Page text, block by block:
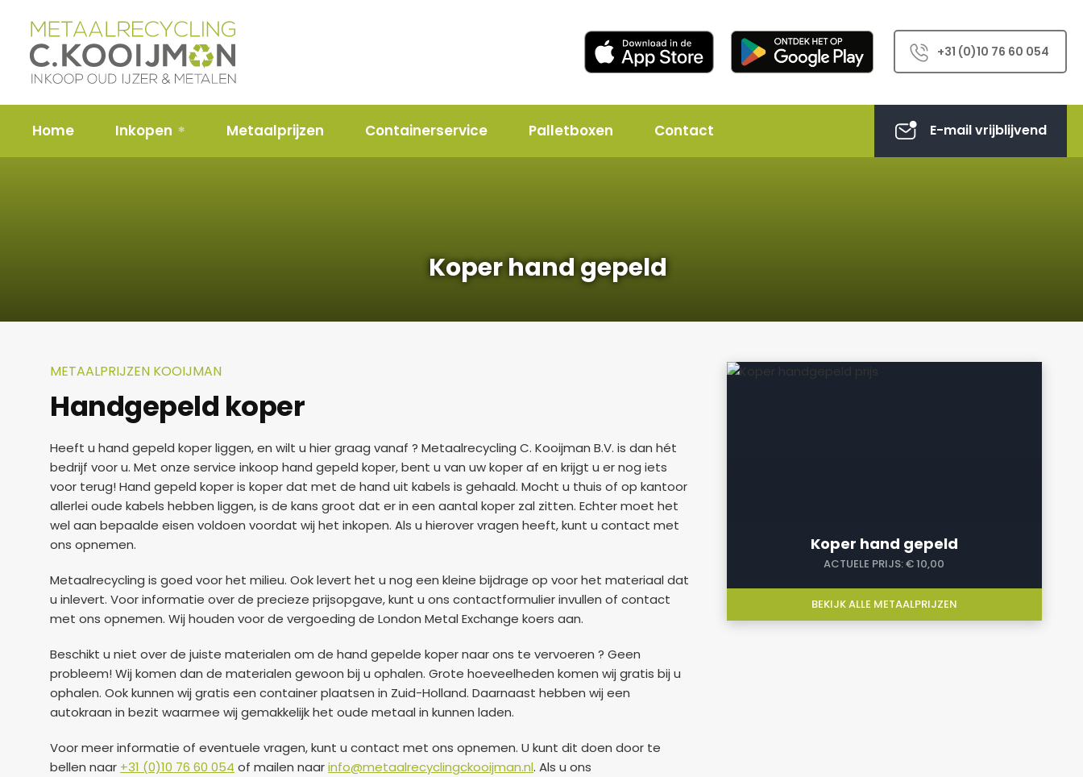
+31 (0)10 76 60 054
Home Inkopen Metaalprijzen Containerservice Palletboxen Contact E-mail vrijblijvend
Koper hand gepeld
METAALPRIJZEN KOOIJMAN
Handgepeld koper
Heeft u hand gepeld koper liggen, en wilt u hier graag vanaf ? Metaalrecycling C. Kooijman B.V. is dan hét
bedrijf voor u. Met onze service inkoop hand gepeld koper, bent u van uw koper af en krijgt u er nog iets
voor terug! Hand gepeld koper is koper dat met de hand uit kabels is gehaald. Mocht u thuis of op kantoor
allerlei oude kabels hebben liggen, is de kans groot dat er in een aantal koper zal zitten. Echter moet het
wel aan bepaalde eisen voldoen voordat wij het inkopen. Als u hierover vragen heeft, kunt u contact met
ons opnemen.
Metaalrecycling is goed voor het milieu. Ook levert het u nog een kleine bijdrage op voor het materiaal dat
u inlevert. Voor informatie over de precieze prijsopgave, kunt u ons contactformulier invullen of contact
met ons opnemen. Wij houden voor de vergoeding de London Metal Exchange koers aan.
Beschikt u niet over de juiste materialen om de hand gepelde koper naar ons te vervoeren ? Geen
probleem! Wij komen dan de materialen gewoon bij u ophalen. Grote hoeveelheden komen wij gratis bij u
ophalen. Ook kunnen wij gratis een container plaatsen in Zuid-Holland. Daarnaast hebben wij een
autokraan in bezit waarmee wij gemakkelijk het oude metaal in kunnen laden.
Voor meer informatie of eventuele vragen, kunt u contact met ons opnemen. U kunt dit doen door te
bellen naar +31 (0)10 76 60 054 of mailen naarinfo@metaalrecyclingckooijman.nl. Als u ons
Koper hand gepeld
ACTUELE PRIJS:€ 10,00
BEKIJK ALLE METAALPRIJZEN
a